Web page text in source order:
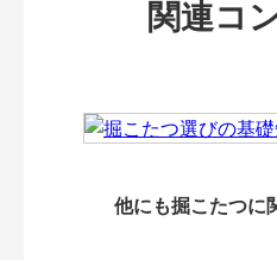
関連コ
他にも掘こたつに